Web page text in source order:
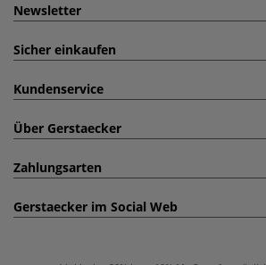
Newsletter
Sicher einkaufen
Kundenservice
Über Gerstaecker
Zahlungsarten
Gerstaecker im Social Web